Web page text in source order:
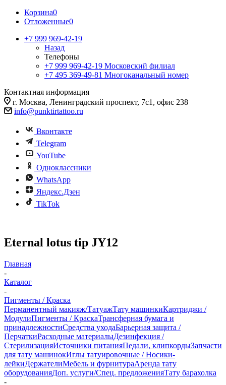
Корзина0
Отложенные0
+7 999 969-42-19
Назад
Телефоны
+7 999 969-42-19 Московский филиал
+7 495 369-49-81 Многоканальный номер
Контактная информация
г. Москва, Ленинградский проспект, 7с1, офис 238
info@punktirtattoo.ru
Вконтакте
Telegram
YouTube
Одноклассники
WhatsApp
Яндекс.Дзен
TikTok
Eternal lotus tip JY12
Главная
-
Каталог
-
Пигменты / Краска
Перманентный макияж/ТатуажТату машинкиКартриджи /
МодулиПигменты / КраскаТрансферная бумага и
принадлежностиСредства уходаБарьерная защита /
ПерчаткиРасходные материалыДезинфекция /
СтерилизацияИсточники питанияПедали, клипкордыЗапчасти
для тату машинокИглы татуировочные / Носики-
лейкиДержателиМебель и фурнитураАренда тату
оборудованияДоп. услуги/Спец. предложенияТату барахолка
-